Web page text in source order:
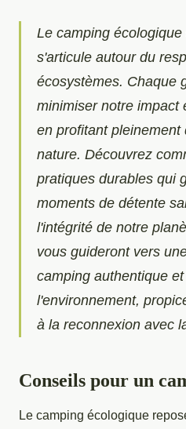
Le camping
s'articule autour du
écosystèmes. Chaque
minimiser notre impact
en profitant pleinement
nature. Découvrez
pratiques durables qui
moments de détente
l'intégrité de notre
vous guideront vers
camping authentique
l'environnement,
à la reconnexion avec
Conseils pour un
Le camping écologique